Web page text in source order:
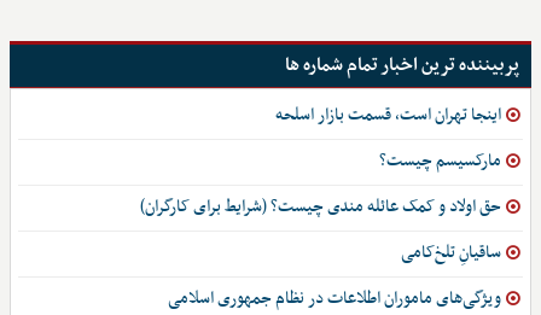
پربیننده ترین اخبار تمام شماره ها
اینجا تهران است، قسمت بازار اسلحه
مارکسیسم چیست؟
حق اولاد و کمک عائله مندی چیست؟ (شرایط برای کارگران)
ساقیانِ تلخ‌کامی
ویژگی‌های ماموران اطلاعات در نظام جمهوری اسلامی